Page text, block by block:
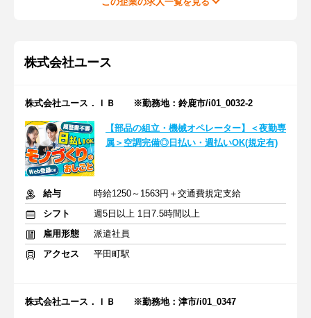
株式会社ユース
株式会社ユース．ＩＢ ※勤務地：鈴鹿市/i01_0032-2
【部品の組立・機械オペレーター】＜夜勤専
属＞空調完備◎日払い・週払いOK(規定有)
給与
時給1250～1563円＋交通費規定支給
シフト
週5日以上 1日7.5時間以上
雇用形態
派遣社員
アクセス
平田町駅
株式会社ユース．ＩＢ ※勤務地：津市/i01_0347